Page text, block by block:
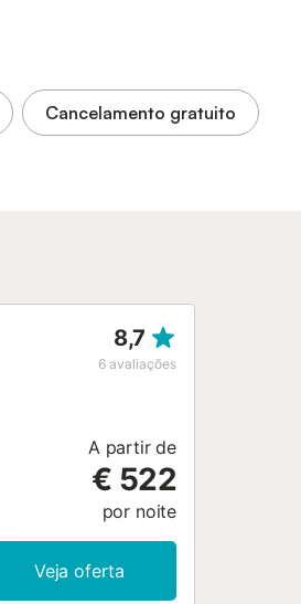
Cancelamento gratuito
8,7
6 avaliações
A partir de
€ 522
por noite
Veja oferta